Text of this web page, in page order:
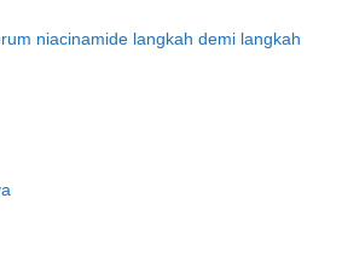
niacinamide langkah demi langkah